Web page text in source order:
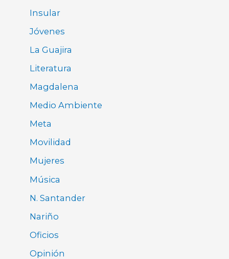
Insular
Jóvenes
La Guajira
Literatura
Magdalena
Medio Ambiente
Meta
Movilidad
Mujeres
Música
N. Santander
Nariño
Oficios
Opinión